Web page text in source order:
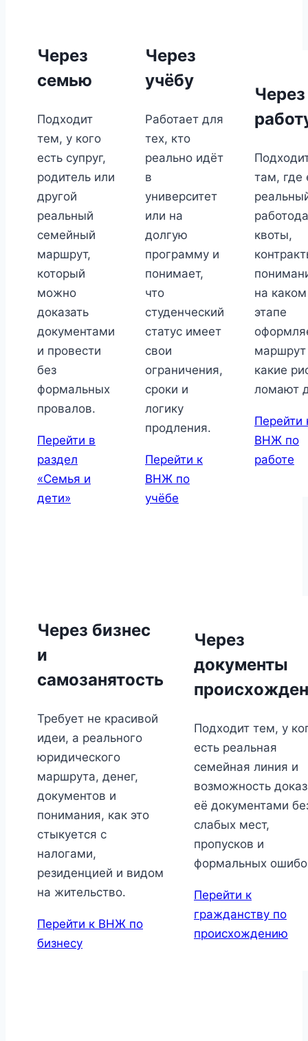
Через
семью
Подходит
тем, у кого
есть супруг,
родитель или
другой
реальный
семейный
маршрут,
который
можно
доказать
документами
и провести
без
формальных
провалов.
Перейти в
раздел
«Семья и
дети»
Через
учёбу
Работает для
тех, кто
реально идёт
в
университет
или на
долгую
программу и
понимает,
что
студенческий
статус имеет
свои
ограничения,
сроки и
логику
продления.
Перейти к
ВНЖ по
учёбе
Через
там, где
квоты,
на каком
этапе
маршрут
какие
ломают
Перейти
ВНЖ по
работе
Через бизнес
и
самозанятость
Требует не красивой
идеи, а реального
юридического
маршрута, денег,
документов и
понимания, как это
стыкуется с
налогами,
резиденцией и видом
на жительство.
Перейти к ВНЖ по
бизнесу
Через
документы
Подходит тем, у
есть реальная
семейная линия и
возможность
её документами
слабых мест,
пропусков и
формальных
Перейти к
гражданству по
происхождению